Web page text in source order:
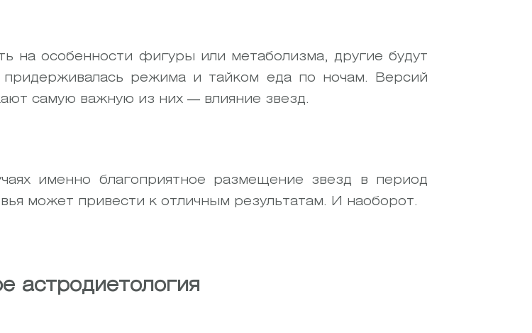
на особенности фигуры или метаболизма, другие будут
режима и тайком еда по ночам. Версий
самую важную из них — влияние звезд.
именно благоприятное размещение звезд в период
может привести к отличным результатам. И наоборот.
астродиетология